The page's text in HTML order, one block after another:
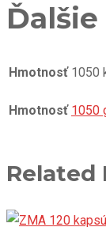
Hmotnosť 1050
Hmotnosť 1050
Related